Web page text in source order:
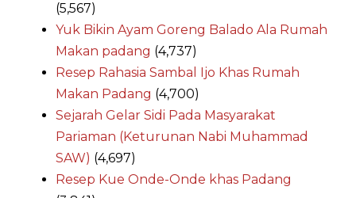
(5,567)
Yuk Bikin Ayam Goreng Balado Ala Rumah
Makan padang (4,737)
Resep Rahasia Sambal Ijo Khas Rumah
Makan Padang (4,700)
Sejarah Gelar Sidi Pada Masyarakat
Pariaman (Keturunan Nabi Muhammad
SAW) (4,697)
Resep Kue Onde-Onde khas Padang